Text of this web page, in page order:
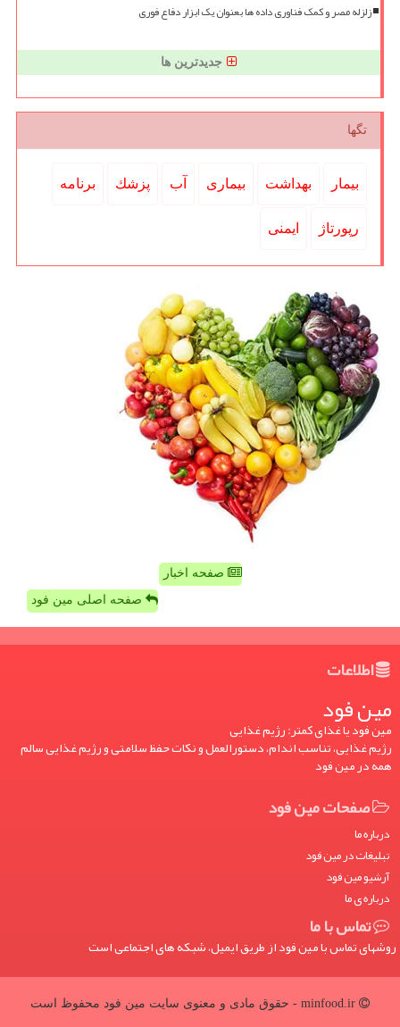
زلزله مصر و کمک فناوری داده ها بعنوان یک ابزار دفاع فوری
جدیدترین ها
تگها
بیمار بهداشت بیماری آب پزشك برنامه
رپورتاژ ایمنی
صفحه اخبار
صفحه اصلی مین فود
اطلاعات
مین فود
مین فود یا غذای کمتر: رژیم غذایی
رژیم غذایی، تناسب اندام، دستورالعمل و نکات حفظ سلامتی و رژیم غذایی سالم
همه در مین فود
صفحات مین فود
درباره ما
تبلیغات در مین فود
آرشیو مین فود
درباره ی ما
تماس با ما
روشهای تماس با مین فود از طریق ایمیل، شبکه های اجتماعی است